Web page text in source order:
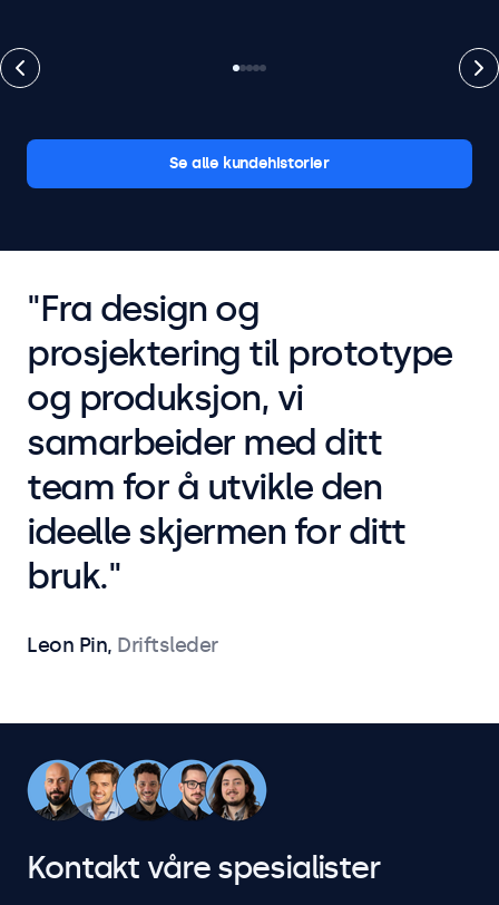
Se alle kundehistorier
"Fra design og
prosjektering til prototype
og produksjon, vi
samarbeider med ditt
team for å utvikle den
ideelle skjermen for ditt
bruk."
Leon Pin, Driftsleder
Kontakt våre spesialister